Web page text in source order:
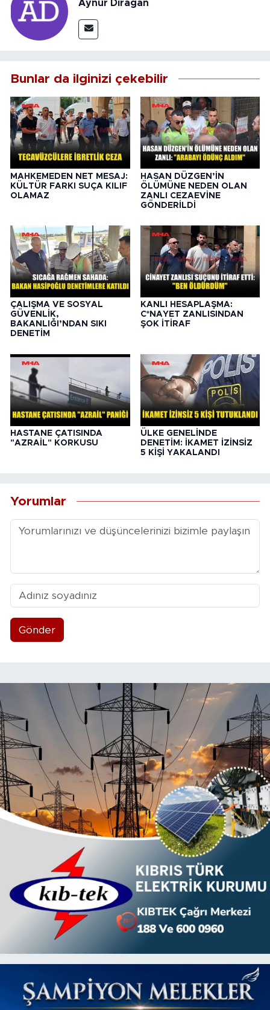
Aynur Dırağan
Bunlar da ilginizi çekebilir
MAHKEMEDEN NET MESAJ:
KÜLTÜR FARKI SUÇA KILIF
OLAMAZ
HASAN DÜZGEN’İN
ÖLÜMÜNE NEDEN OLAN
ZANLI CEZAEVİNE
GÖNDERİLDİ
ÇALIŞMA VE SOSYAL
GÜVENLİK,
BAKANLIĞI’NDAN SIKI
DENETİM
KANLI HESAPLAŞMA:
C*NAYET ZANLISINDAN
ŞOK İTİRAF
HASTANE ÇATISINDA
"AZRAİL" KORKUSU
ÜLKE GENELİNDE
DENETİM: İKAMET İZİNSİZ
5 KİŞİ YAKALANDI
Yorumlar
Gönder